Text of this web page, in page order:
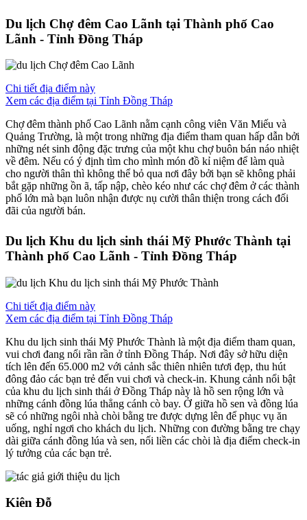
Du lịch Chợ đêm Cao Lãnh tại Thành phố Cao
Lãnh - Tỉnh Đồng Tháp
Chi tiết địa điểm này
Xem các địa điểm tại Tỉnh Đồng Tháp
Chợ đêm thành phố Cao Lãnh nằm cạnh công viên Văn Miếu và
Quảng Trường, là một trong những địa điểm tham quan hấp dẫn bởi
những nét sinh động đặc trưng của một khu chợ buôn bán náo nhiệt
về đêm. Nếu có ý định tìm cho mình món đồ kỉ niệm để làm quà
cho người thân thì không thể bỏ qua nơi đây bởi bạn sẽ không phải
bắt gặp những ồn ã, tấp nập, chèo kéo như các chợ đêm ở các thành
phố lớn mà bạn luôn nhận được nụ cười thân thiện trong cách đối
đãi của người bán.
Du lịch Khu du lịch sinh thái Mỹ Phước Thành tại
Thành phố Cao Lãnh - Tỉnh Đồng Tháp
Chi tiết địa điểm này
Xem các địa điểm tại Tỉnh Đồng Tháp
Khu du lịch sinh thái Mỹ Phước Thành là một địa điểm tham quan,
vui chơi đang nổi rần rần ở tỉnh Đồng Tháp. Nơi đây sở hữu diện
tích lên đến 65.000 m2 với cảnh sắc thiên nhiên tươi đẹp, thu hút
đông đảo các bạn trẻ đến vui chơi và check-in. Khung cảnh nổi bật
của khu du lịch sinh thái ở Đồng Tháp này là hồ sen rộng lớn và
những cánh đồng lúa thẳng cánh cò bay. Ở giữa hồ sen và đồng lúa
sẽ có những ngôi nhà chòi bằng tre được dựng lên để phục vụ ăn
uống, nghỉ ngơi cho khách du lịch. Những con đường bằng tre chạy
dài giữa cánh đồng lúa và sen, nối liền các chòi là địa điểm check-in
lý tưởng của các bạn trẻ.
Kiên Đỗ